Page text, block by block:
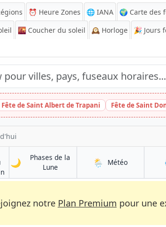
⏰ Heure Zones 🌐 IANA 🌍 Carte des
🌇 Coucher du soleil 🕰️ Horloge 🎉 Jours
Fête de Saint Albert de Trapani Fête de Saint
à Andkhōy
🌙
Phases de la
Luneà Andkhōy 🌦️ Météoà Andkhōy
notre Plan Premium pour une